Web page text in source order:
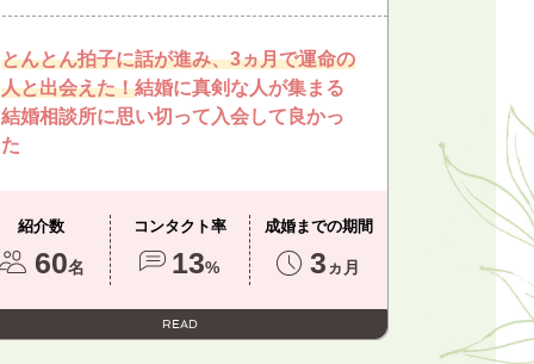
とんとん拍子に話が進み、3ヵ月で運命の
人と出会えた！結婚に真剣な人が集まる
結婚相談所に思い切って入会して良かっ
た
紹介数
60名
コンタクト率
13%
成婚までの期間
3 ヵ月
READ